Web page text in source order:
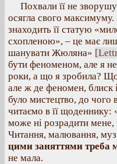
Похвали її не
осягла свого
знаходить її статую
схопленою», – це має
шанувати Жюляна»
бути феноменом, але я
роки, а що я зробила?
але ж де феномен, блиск
було мистецтво, до чого
читаємо в її щоденнику:
може ні розрадити мене,
Читання, малювання,
цими заняттями треба
не мала.